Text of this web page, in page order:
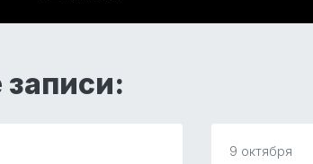
9 октября